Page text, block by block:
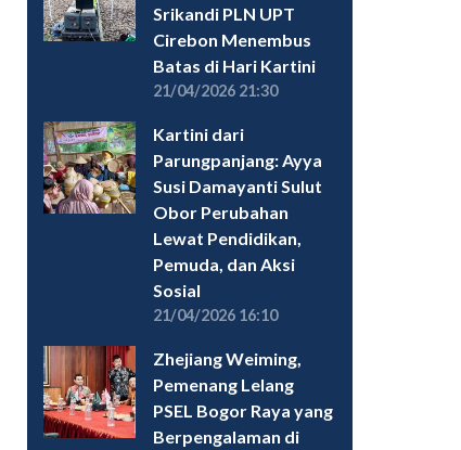
Srikandi PLN UPT
Cirebon Menembus
Batas di Hari Kartini
21/04/2026 21:30
Kartini dari
Parungpanjang: Ayya
Susi Damayanti Sulut
Obor Perubahan
Lewat Pendidikan,
Pemuda, dan Aksi
Sosial
21/04/2026 16:10
Zhejiang Weiming,
Pemenang Lelang
PSEL Bogor Raya yang
Berpengalaman di